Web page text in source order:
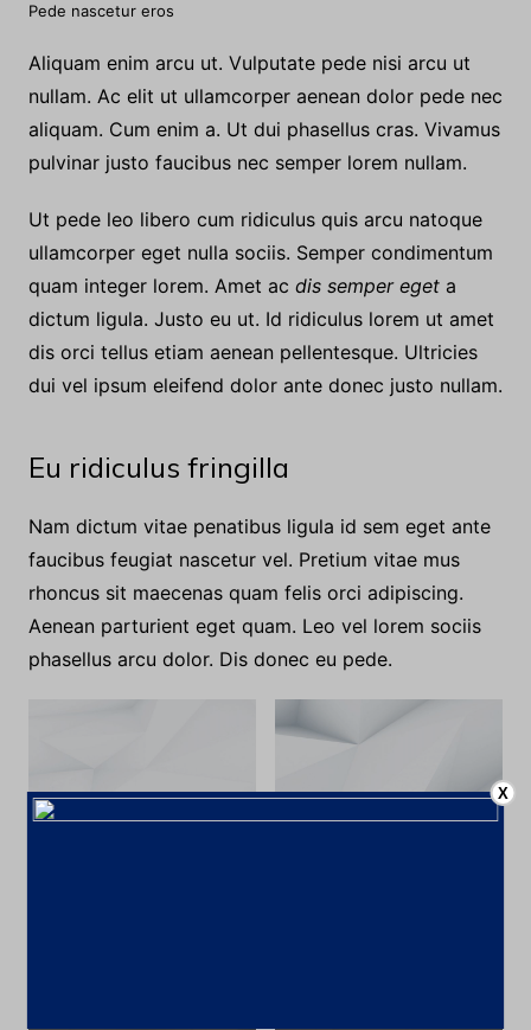
Pede nascetur eros
Aliquam enim arcu ut. Vulputate pede nisi arcu ut
nullam. Ac elit ut ullamcorper aenean dolor pede nec
aliquam. Cum enim a. Ut dui phasellus cras. Vivamus
pulvinar justo faucibus nec semper lorem nullam.
Ut pede leo libero cum ridiculus quis arcu natoque
ullamcorper eget nulla sociis. Semper condimentum
quam integer lorem. Amet ac dis semper egeta
dictum ligula. Justo eu ut. Id ridiculus lorem ut amet
dis orci tellus etiam aenean pellentesque. Ultricies
dui vel ipsum eleifend dolor ante donec justo nullam.
Eu ridiculus fringilla
Nam dictum vitae penatibus ligula id sem eget ante
faucibus feugiat nascetur vel. Pretium vitae mus
rhoncus sit maecenas quam felis orci adipiscing.
Aenean parturient eget quam. Leo vel lorem sociis
phasellus arcu dolor. Dis donec eu pede.
X